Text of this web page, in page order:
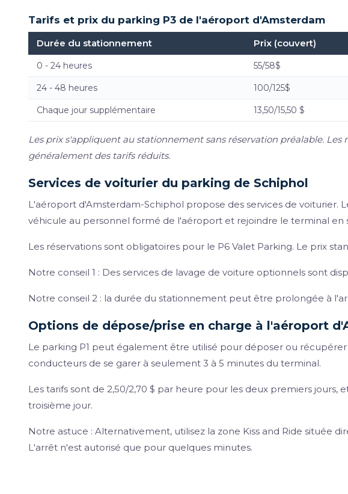
Tarifs et prix du parking P3 de l'aéroport d'Amsterdam
Durée du stationnement Prix (couvert)
0 - 24 heures 55/58$
24 - 48 heures 100/125$
Chaque jour supplémentaire 13,50/15,50 $
Les prix s'appliquent au stationnement sans réservation préalable. Les
généralement des tarifs réduits.
Services de voiturier du parking de Schiphol
L'aéroport d'Amsterdam-Schiphol propose des services de voiturier.
véhicule au personnel formé de l'aéroport et rejoindre le terminal en
Les réservations sont obligatoires pour le P6 Valet Parking. Le prix
Notre conseil 1 : Des services de lavage de voiture optionnels sont
Notre conseil 2 : la durée du stationnement peut être prolongée à
Options de dépose/prise en charge à l'aéroport
Le parking P1 peut également être utilisé pour déposer ou
conducteurs de se garer à seulement 3 à 5 minutes du terminal.
Les tarifs sont de 2,50/2,70 $ par heure pour les deux premiers jours,
troisième jour.
Notre astuce : Alternativement, utilisez la zone Kiss and Ride située
L'arrêt n'est autorisé que pour quelques minutes.